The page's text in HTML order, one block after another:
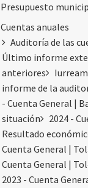
Presupuesto
Cuentas anuales
Auditoría de las
Último informe
anteriores
informe de la
- Cuenta General |
situación
2024 -
Resultado
Cuenta General |
Cuenta General |
2023 - Cuenta